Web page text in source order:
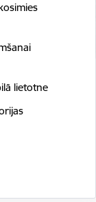
lietotne